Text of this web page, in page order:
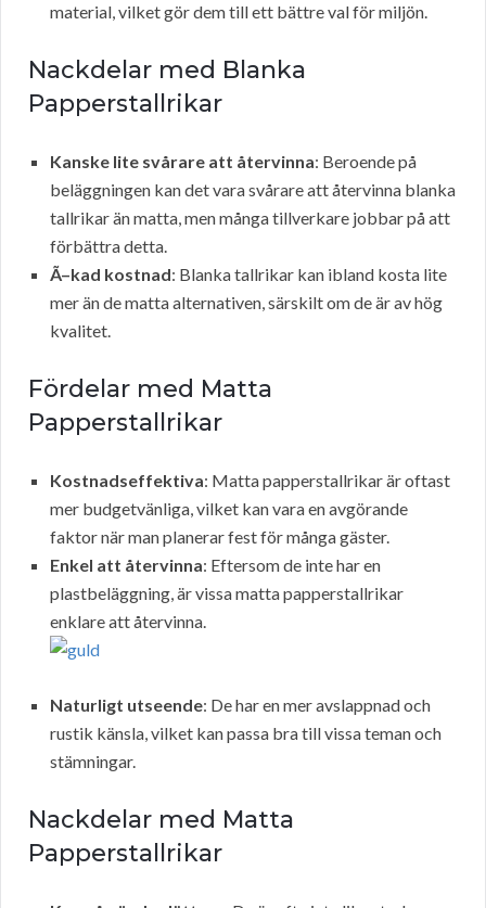
material, vilket gör dem till ett bättre val för miljön.
Nackdelar med Blanka
Papperstallrikar
Kanske lite svårare att återvinna: Beroende på
beläggningen kan det vara svårare att återvinna blanka
tallrikar än matta, men många tillverkare jobbar på att
förbättra detta.
Ã–kad kostnad: Blanka tallrikar kan ibland kosta lite
mer än de matta alternativen, särskilt om de är av hög
kvalitet.
Fördelar med Matta
Papperstallrikar
Kostnadseffektiva: Matta papperstallrikar är oftast
mer budgetvänliga, vilket kan vara en avgörande
faktor när man planerar fest för många gäster.
Enkel att återvinna: Eftersom de inte har en
plastbeläggning, är vissa matta papperstallrikar
enklare att återvinna.
Naturligt utseende: De har en mer avslappnad och
rustik känsla, vilket kan passa bra till vissa teman och
stämningar.
Nackdelar med Matta
Papperstallrikar